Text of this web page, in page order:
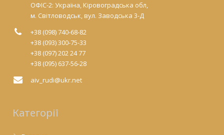
ОФІС-2: Україна, Кіровоградська обл,
м. Світловодськ, вул. Заводська 3-Д
+38 (098) 740-68-82
+38 (093) 300-75-33
+38 (097) 202 24 77
+38 (095) 637-56-28
aiv_rudi@ukr.net
Категорії